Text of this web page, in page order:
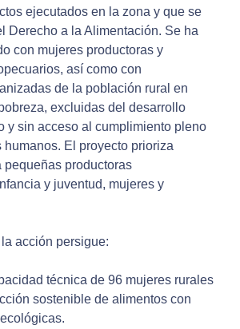
ejecutados en la zona y que se
Derecho a la Alimentación. Se ha
con mujeres productoras y
así como con
de la población rural en
excluidas del desarrollo
y sin acceso al cumplimiento pleno
humanos. El proyecto prioriza
pequeñas productoras
y juventud, mujeres y
acción persigue:
técnica de 96 mujeres rurales
sostenible de alimentos con